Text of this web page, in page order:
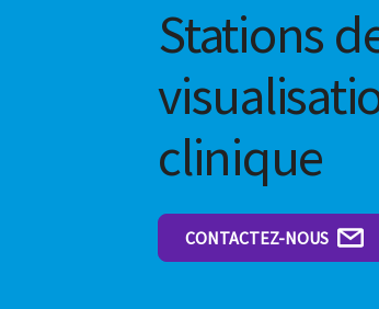
Stations
clinique
CONTACTEZ-NOUS